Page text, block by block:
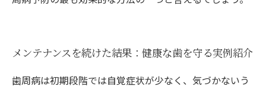
メンテナンスを続けた結果：健康な歯を守る実例紹介
歯周病は初期段階では自覚症状が少なく、気づかないう